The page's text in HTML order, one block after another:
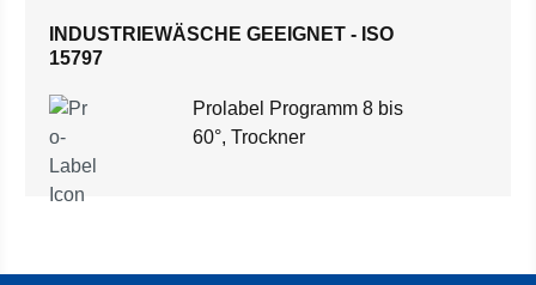
INDUSTRIEWÄSCHE GEEIGNET - ISO
15797
Prolabel Programm 8 bis
60°, Trockner